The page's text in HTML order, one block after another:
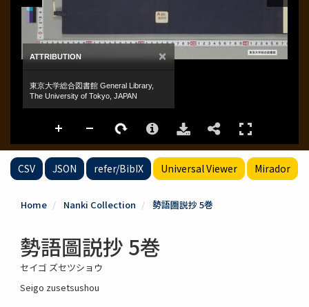
CSV JSON refer/BibIX Universal Viewer Mirador
Home Nanki Collection 勢語圖説抄 5巻
勢語圖説抄 5巻
セイゴ ズセツショウ
Seigo zusetsushou